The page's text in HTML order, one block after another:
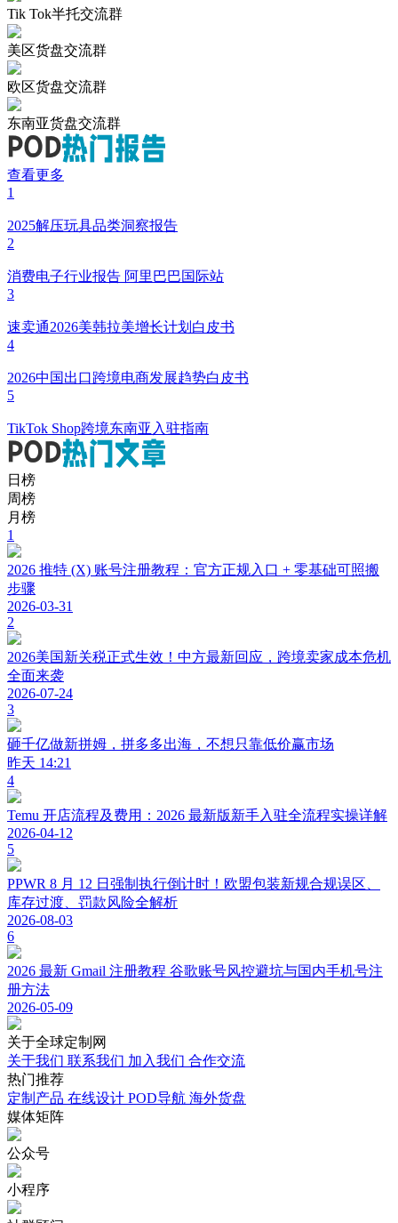
Tik Tok半托交流群
美区货盘交流群
欧区货盘交流群
东南亚货盘交流群
查看更多
1
2025解压玩具品类洞察报告
2
消费电子行业报告 阿里巴巴国际站
3
速卖通2026美韩拉美增长计划白皮书
4
2026中国出口跨境电商发展趋势白皮书
5
TikTok Shop跨境东南亚入驻指南
日榜
周榜
月榜
1
2026 推特 (X) 账号注册教程：官方正规入口 + 零基础可照搬
步骤
2026-03-31
2
2026美国新关税正式生效！中方最新回应，跨境卖家成本危机
全面来袭
2026-07-24
3
砸千亿做新拼姆，拼多多出海，不想只靠低价赢市场
昨天 14:21
4
Temu 开店流程及费用：2026 最新版新手入驻全流程实操详解
2026-04-12
5
PPWR 8 月 12 日强制执行倒计时！欧盟包装新规合规误区、
库存过渡、罚款风险全解析
2026-08-03
6
2026 最新 Gmail 注册教程 谷歌账号风控避坑与国内手机号注
册方法
2026-05-09
关于全球定制网
关于我们 联系我们 加入我们 合作交流
热门推荐
定制产品 在线设计 POD导航 海外货盘
媒体矩阵
公众号
小程序